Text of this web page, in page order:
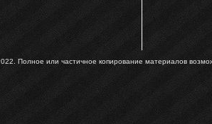
Полное или частичное копирование материалов